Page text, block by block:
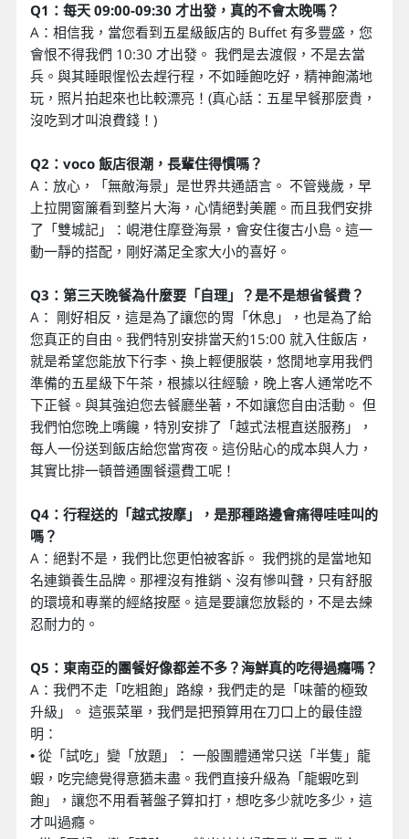
Q1：每天 09:00-09:30 才出發，真的不會太晚嗎？
A：相信我，當您看到五星級飯店的 Buffet 有多豐盛，您
會恨不得我們 10:30 才出發。 我們是去渡假，不是去當
兵。與其睡眼惺忪去趕行程，不如睡飽吃好，精神飽滿地
玩，照片拍起來也比較漂亮！(真心話：五星早餐那麼貴，
沒吃到才叫浪費錢！)
Q2：voco 飯店很潮，長輩住得慣嗎？
A：放心，「無敵海景」是世界共通語言。 不管幾歲，早
上拉開窗簾看到整片大海，心情絕對美麗。而且我們安排
了「雙城記」：峴港住摩登海景，會安住復古小島。這一
動一靜的搭配，剛好滿足全家大小的喜好。
Q3：第三天晚餐為什麼要「自理」？是不是想省餐費？
A： 剛好相反，這是為了讓您的胃「休息」，也是為了給
您真正的自由。我們特別安排當天約15:00 就入住飯店，
就是希望您能放下行李、換上輕便服裝，悠閒地享用我們
準備的五星級下午茶，根據以往經驗，晚上客人通常吃不
下正餐。與其強迫您去餐廳坐著，不如讓您自由活動。 但
我們怕您晚上嘴饞，特別安排了「越式法棍直送服務」，
每人一份送到飯店給您當宵夜。這份貼心的成本與人力，
其實比排一頓普通團餐還費工呢！
Q4：行程送的「越式按摩」，是那種路邊會痛得哇哇叫的
嗎？
A：絕對不是，我們比您更怕被客訴。 我們挑的是當地知
名連鎖養生品牌。那裡沒有推銷、沒有慘叫聲，只有舒服
的環境和專業的經絡按壓。這是要讓您放鬆的，不是去練
忍耐力的。
Q5：東南亞的團餐好像都差不多？海鮮真的吃得過癮嗎？
A：我們不走「吃粗飽」路線，我們走的是「味蕾的極致
升級」。 這張菜單，我們是把預算用在刀口上的最佳證
明：
• 從「試吃」變「放題」： 一般團體通常只送「半隻」龍
蝦，吃完總覺得意猶未盡。我們直接升級為「龍蝦吃到
飽」，讓您不用看著盤子算扣打，想吃多少就吃多少，這
才叫過癮。